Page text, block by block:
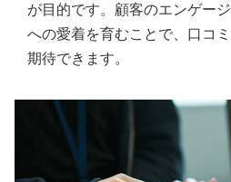
が目的です。顧客のエンゲー
への愛着を育むことで、口コ
期待できます。